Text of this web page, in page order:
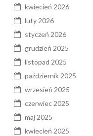
kwiecień 2026
luty 2026
styczeń 2026
grudzień 2025
listopad 2025
październik 2025
wrzesień 2025
czerwiec 2025
maj 2025
kwiecień 2025